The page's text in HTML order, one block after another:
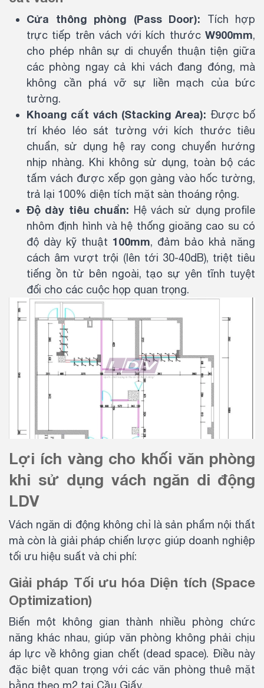
Cửa thông phòng (Pass Door): Tích hợp
trực tiếp trên vách với kích thước W900mm,
cho phép nhân sự di chuyển thuận tiện giữa
các phòng ngay cả khi vách đang đóng, mà
không cần phá vỡ sự liền mạch của bức
tường.
Khoang cất vách (Stacking Area): Được bố
trí khéo léo sát tường với kích thước tiêu
chuẩn, sử dụng hệ ray cong chuyển hướng
nhịp nhàng. Khi không sử dụng, toàn bộ các
tấm vách được xếp gọn gàng vào hốc tường,
trả lại 100% diện tích mặt sàn thoáng rộng.
Độ dày tiêu chuẩn: Hệ vách sử dụng profile
nhôm định hình và hệ thống gioăng cao su có
độ dày kỹ thuật 100mm, đảm bảo khả năng
cách âm vượt trội (lên tới 30-40dB), triệt tiêu
tiếng ồn từ bên ngoài, tạo sự yên tĩnh tuyệt
đối cho các cuộc họp quan trọng.
Lợi ích vàng cho khối văn phòng
khi sử dụng vách ngăn di động
LDV
Vách ngăn di động không chỉ là sản phẩm nội thất
mà còn là giải pháp chiến lược giúp doanh nghiệp
tối ưu hiệu suất và chi phí:
Giải pháp Tối ưu hóa Diện tích (Space
Optimization)
Biến một không gian thành nhiều phòng chức
năng khác nhau, giúp văn phòng không phải chịu
áp lực về không gian chết (dead space). Điều này
đặc biệt quan trọng với các văn phòng thuê mặt
bằng theo m2 tại Cầu Giấy.